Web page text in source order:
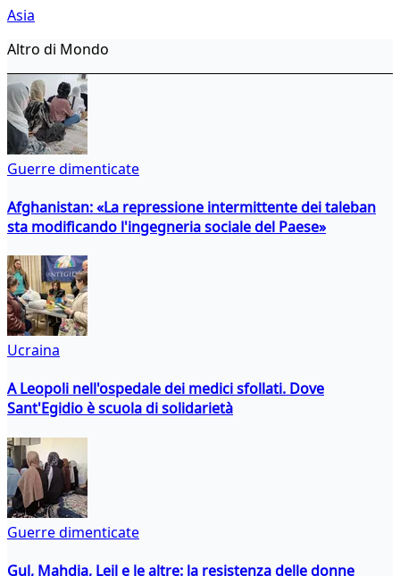
Asia
Altro di Mondo
Guerre dimenticate
Afghanistan: «La repressione intermittente dei taleban
sta modificando l'ingegneria sociale del Paese»
Ucraina
A Leopoli nell'ospedale dei medici sfollati. Dove
Sant'Egidio è scuola di solidarietà
Guerre dimenticate
Gul, Mahdia, Leil e le altre: la resistenza delle donne